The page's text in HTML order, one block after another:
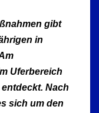
gibt
in
Uferbereich
Nach
sich um den